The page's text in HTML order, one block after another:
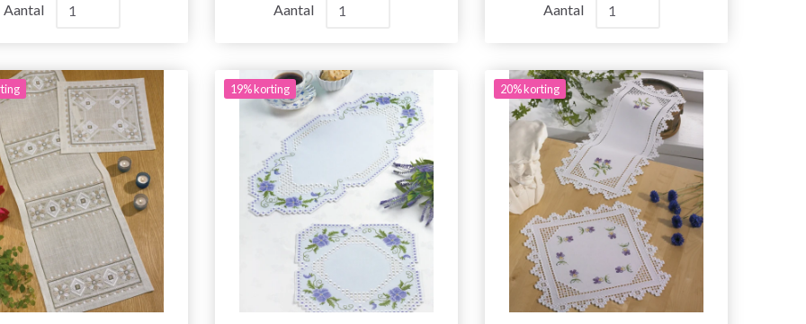
Aantal Aantal Aantal
19% korting 20% korting